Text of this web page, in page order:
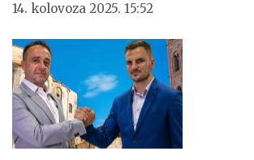
14. kolovoza 2025. 15:52